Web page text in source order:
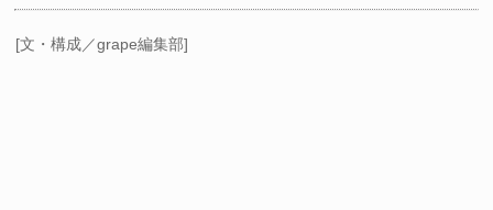
[文・構成／grape編集部]